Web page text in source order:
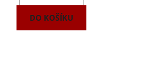
DO KOŠÍKU